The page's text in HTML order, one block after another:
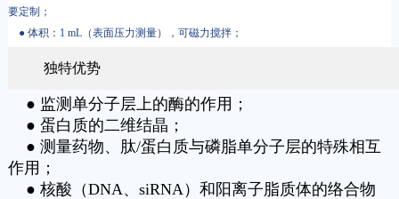
要定制；
● 体积：1 mL（表面压力测量），可磁力搅拌；
独特优势
● 监测单分子层上的酶的作用；
● 蛋白质的二维结晶；
● 测量药物、肽/蛋白质与磷脂单分子层的特殊相互
作用；
● 核酸（DNA、siRNA）和阳离子脂质体的络合物